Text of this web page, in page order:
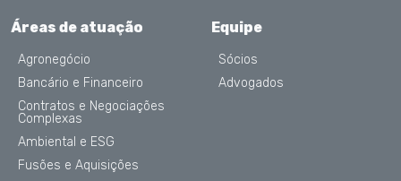
Áreas de atuação
Agronegócio
Bancário e Financeiro
Contratos e Negociações
Complexas
Ambiental e ESG
Fusões e Aquisições
Equipe
Sócios
Advogados